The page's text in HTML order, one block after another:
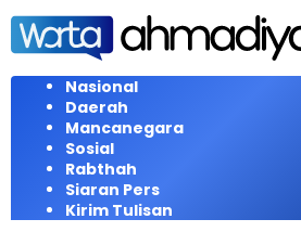
Langsung
konten
Nasional
Daerah
Mancanegara
Sosial
Rabthah
Siaran Pers
Kirim Tulisan